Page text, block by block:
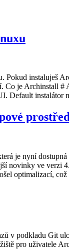
instaluješ
Co je
Default instalátor
je nyní
novinky ve
optimalizací,
v podkladu Git
pro uživatele